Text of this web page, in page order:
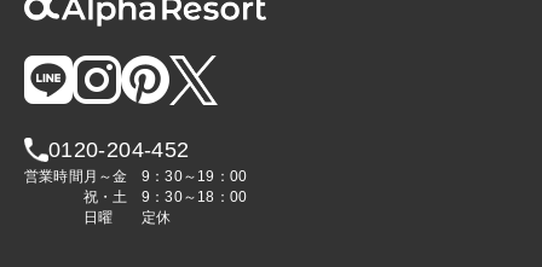
0120-204-452
営業時間 月～金
9：30～19：00
祝・土
9：30～18：00
日曜
定休